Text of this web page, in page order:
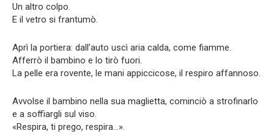
Un altro colpo.
E il vetro si frantumò.
Aprì la portiera: dall’auto uscì aria calda, come fiamme.
Afferrò il bambino e lo tirò fuori.
La pelle era rovente, le mani appiccicose, il respiro affannoso.
Avvolse il bambino nella sua maglietta, cominciò a strofinarlo
e a soffiargli sul viso.
«Respira, ti prego, respira…».